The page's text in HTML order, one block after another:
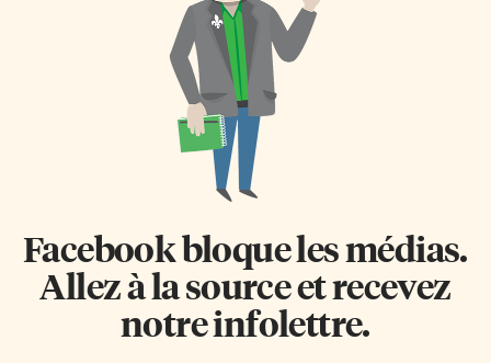
Facebook bloque les médias.
Allez à la source et recevez
notre infolettre.